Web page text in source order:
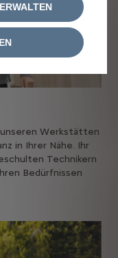
Werkstätten
in Ihrer Nähe. Ihr
Technikern
Bedürfnissen